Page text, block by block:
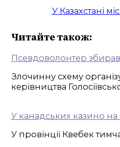
У Казахстані
Читайте також:
Псевдоволонтер
Злочинну схему
керівництва
У канадських казино на
У провінції Квебек